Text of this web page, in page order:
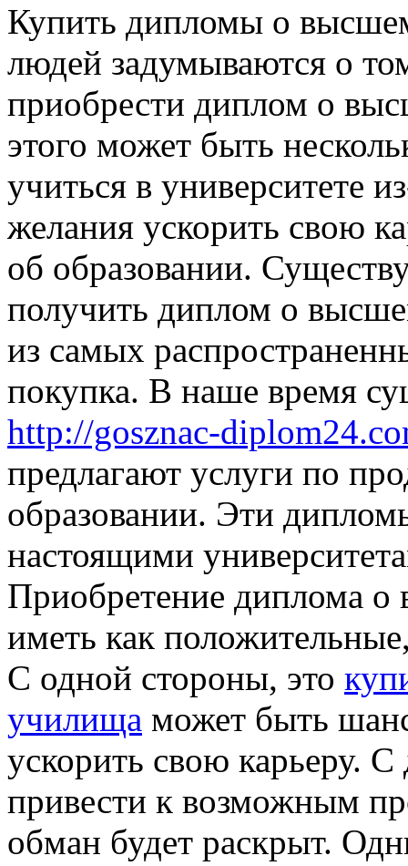
Купить дипломы о
людей задумываются о
приобрести диплом о
этого может быть
учиться в университете
желания ускорить свою
об образовании.
получить диплом о
из самых
покупка. В наше время
http://gosznac-
предлагают услуги по
образовании. Эти
настоящими
Приобретение диплома
иметь как
С одной стороны, это
училища может быть
ускорить свою карьеру.
привести к возможным
обман будет раскрыт.